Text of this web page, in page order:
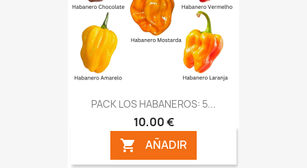
PACK LOS HABANEROS: 5...
10,00 €
 AÑADIR